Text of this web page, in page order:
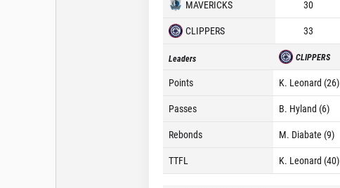
MAVERICKS 30
CLIPPERS
33
Leaders CLIPPERS
Points K. Leonard (26)
Passes
B. Hyland (6)
Rebonds
M. Diabate (9)
TTFL
K. Leonard (40)